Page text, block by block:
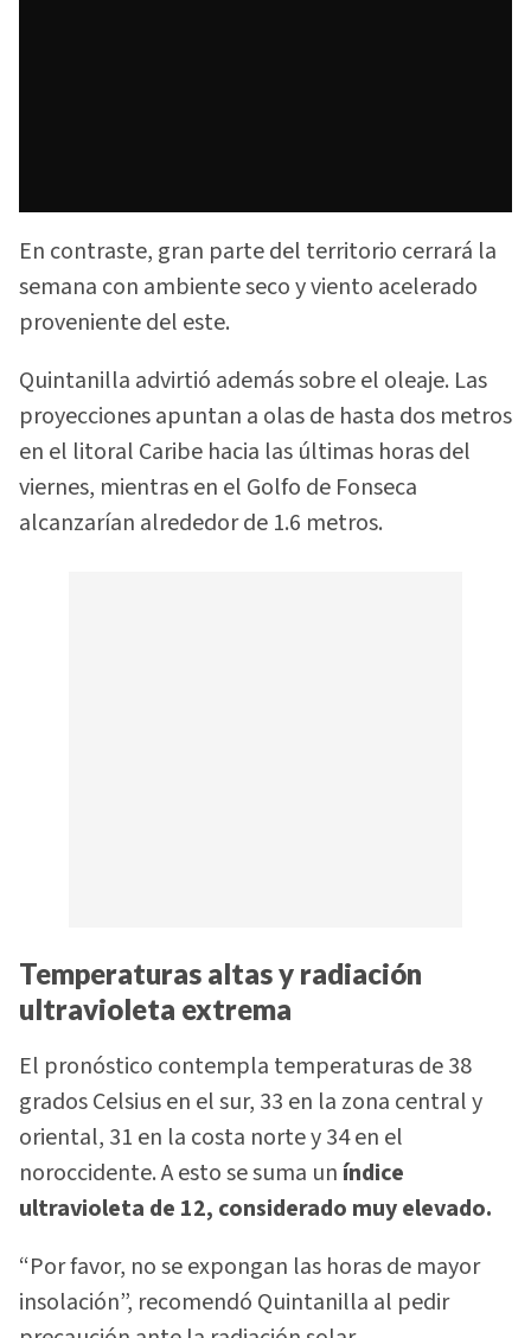
En contraste, gran parte del territorio cerrará la
semana con ambiente seco y viento acelerado
proveniente del este.
Quintanilla advirtió además sobre el oleaje. Las
proyecciones apuntan a olas de hasta dos metros
en el litoral Caribe hacia las últimas horas del
viernes, mientras en el Golfo de Fonseca
alcanzarían alrededor de 1.6 metros.
Temperaturas altas y radiación
ultravioleta extrema
El pronóstico contempla temperaturas de 38
grados Celsius en el sur, 33 en la zona central y
oriental, 31 en la costa norte y 34 en el
noroccidente. A esto se suma un índice
ultravioleta de 12, considerado muy elevado.
“Por favor, no se expongan las horas de mayor
insolación”, recomendó Quintanilla al pedir